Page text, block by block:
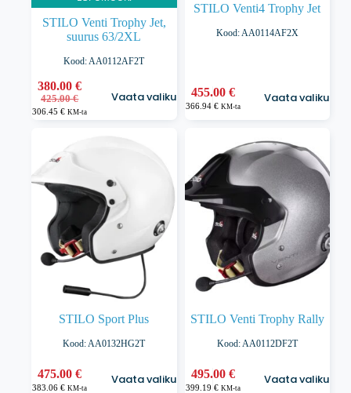
STILO Venti Trophy Jet,
suurus 63/2XL
Kood: AA0112AF2T
425.00€
Algne
hind
380.00€
Praegune
hind
306.45€ KM-ta
Vaata valikuid
Sellel
tootel
Valikuid
saab
teha
tootelehel.
STILO Venti4 Trophy Jet
Kood: AA0114AF2X
455.00 €
366.94 € KM-ta
Vaata valikuid
Sellel
tootel
Valikuid
teha
tootelehel.
STILO Sport Plus
Kood: AA0132HG2T
475.00€
383.06€ KM-ta
Vaata valikuid
Sellel
tootel
STILO Venti Trophy Rally
Kood: AA0112DF2T
495.00 €
399.19 € KM-ta
Vaata valikuid
Sellel
tootel